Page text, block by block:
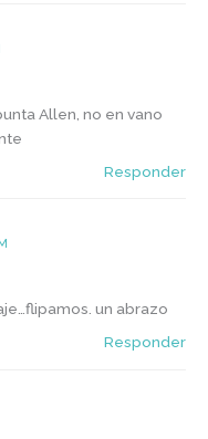
Allen, no en vano
Responder
un abrazo
Responder